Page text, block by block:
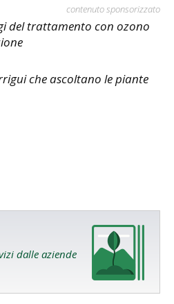
contenuto sponsorizzato
del trattamento con ozono
che ascoltano le piante
dalle aziende